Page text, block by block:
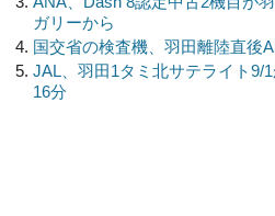
ガリーから
国交省の検査機、羽田離陸直
JAL、羽田1タミ北サテライト
16分